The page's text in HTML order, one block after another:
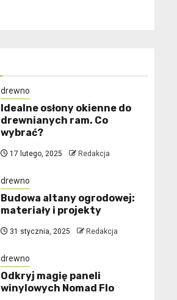
drewno
Idealne osłony okienne do
drewnianych ram. Co
wybrać?
17 lutego, 2025 Redakcja
drewno
Budowa altany ogrodowej:
materiały i projekty
31 stycznia, 2025 Redakcja
drewno
Odkryj magię paneli
winylowych Nomad Flo